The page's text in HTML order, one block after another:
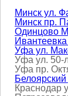
Минск ул.
Минск пр.
Одинцово
Уфа ул.
Уфа ул. 50-
Уфа пр.
Краснодар